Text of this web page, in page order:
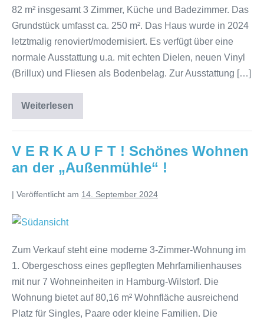
82 m² insgesamt 3 Zimmer, Küche und Badezimmer. Das
Grundstück umfasst ca. 250 m². Das Haus wurde in 2024
letztmalig renoviert/modernisiert. Es verfügt über eine
normale Ausstattung u.a. mit echten Dielen, neuen Vinyl
(Brillux) und Fliesen als Bodenbelag. Zur Ausstattung […]
Weiterlesen
V E R K A U F T ! Schönes Wohnen
an der „Außenmühle“ !
| Veröffentlicht am 14. September 2024
Zum Verkauf steht eine moderne 3-Zimmer-Wohnung im
1. Obergeschoss eines gepflegten Mehrfamilienhauses
mit nur 7 Wohneinheiten in Hamburg-Wilstorf. Die
Wohnung bietet auf 80,16 m² Wohnfläche ausreichend
Platz für Singles, Paare oder kleine Familien. Die